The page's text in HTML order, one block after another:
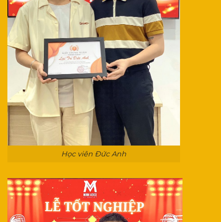
Học viên Đức Anh